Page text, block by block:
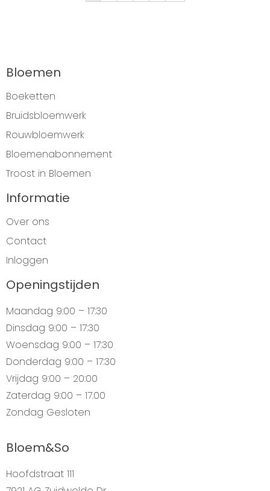
Bloemen
Boeketten
Bruidsbloemwerk
Rouwbloemwerk
Bloemenabonnement
Troost in Bloemen
Informatie
Over ons
Contact
Inloggen
Openingstijden
Maandag 9:00 – 17:30
Dinsdag 9:00 – 17:30
Woensdag 9:00 – 17:30
Donderdag 9:00 – 17:30
Vrijdag 9:00 – 20:00
Zaterdag 9:00 – 17.00
Zondag Gesloten
Bloem&So
Hoofdstraat 111